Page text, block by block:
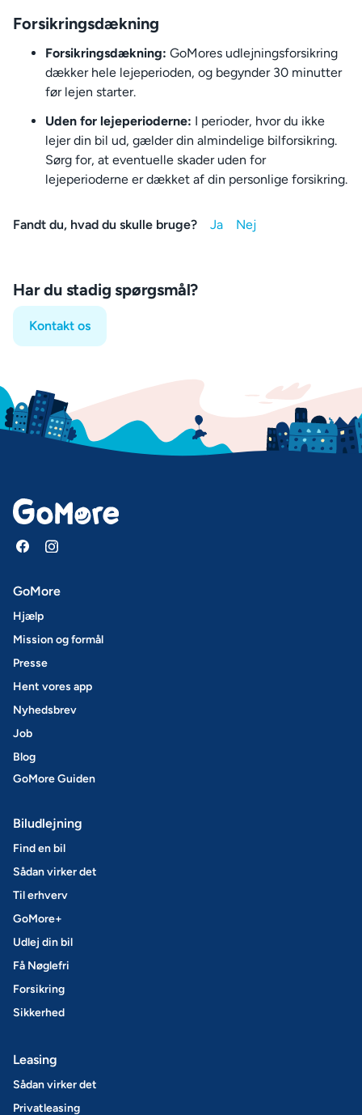
Forsikringsdækning
Forsikringsdækning: GoMores udlejningsforsikring
dækker hele lejeperioden, og begynder 30 minutter
før lejen starter.
Uden for lejeperioderne: I perioder, hvor du ikke
lejer din bil ud, gælder din almindelige bilforsikring.
Sørg for, at eventuelle skader uden for
lejeperioderne er dækket af din personlige forsikring.
Fandt du, hvad du skulle bruge?
Har du stadig spørgsmål?
Kontakt os
GoMore
Hjælp
Mission og formål
Presse
Hent vores app
Nyhedsbrev
Job
Blog
GoMore Guiden
Biludlejning
Find en bil
Sådan virker det
Til erhverv
GoMore+
Udlej din bil
Få Nøglefri
Forsikring
Sikkerhed
Leasing
Sådan virker det
Privatleasing